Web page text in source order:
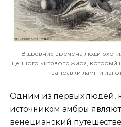
В древние времена люди
ценного китового жира, который
заправки ламп и
Одним из первых людей,
источником амбры
венецианский